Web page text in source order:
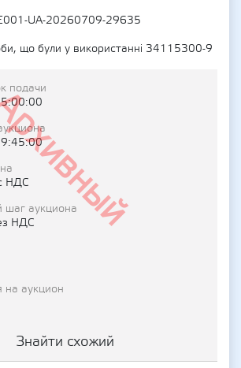
UA-20260709-29635
що були у використанні 34115300-9
подачи
НДС
аукциона
НДС
на аукцион
Знайти схожий